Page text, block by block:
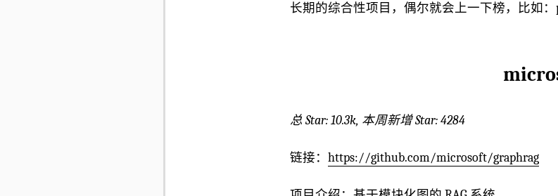
长期的综合性项目，偶尔就会上一下榜，比如：
总 Star: 10.3k, 本周新增 Star: 4284
链接： https://github.com/microsoft/graphrag